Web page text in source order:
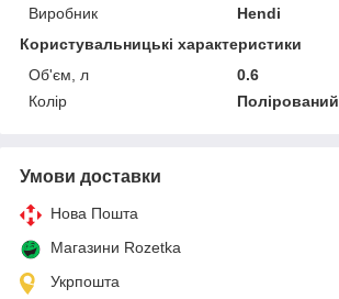
Виробник
Hendi
Користувальницькі характеристики
Об'єм, л
0.6
Колір
Полірований
Умови доставки
Нова Пошта
Магазини Rozetka
Укрпошта